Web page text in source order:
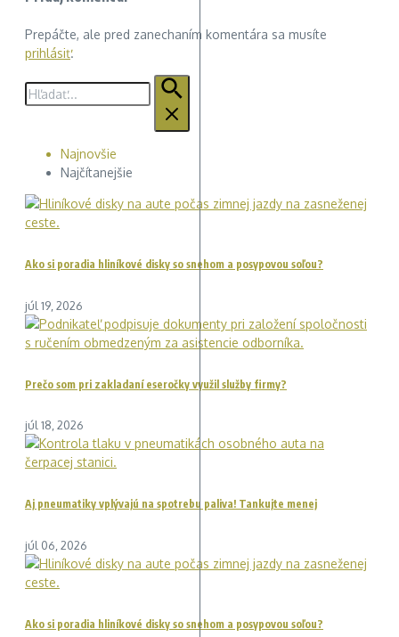
Prepáčte, ale pred zanechaním komentára sa musíte
prihlásiť.
Hľadať:
Najnovšie
Najčítanejšie
Ako si poradia hliníkové disky so snehom a posypovou soľou?
júl 19, 2026
Prečo som pri zakladaní eseročky využil služby firmy?
júl 18, 2026
Aj pneumatiky vplývajú na spotrebu paliva! Tankujte menej
júl 06, 2026
Ako si poradia hliníkové disky so snehom a posypovou soľou?